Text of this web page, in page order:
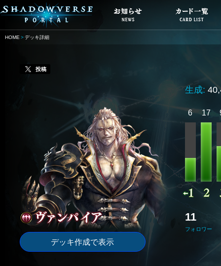
HOME デッキ詳細
投稿
デッキ作成で表示
生成:
6 17
11
フォロワー